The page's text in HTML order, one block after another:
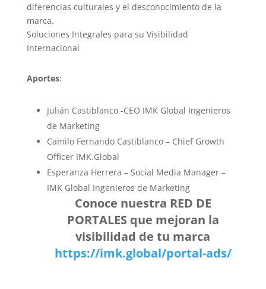
diferencias culturales y el desconocimiento de la
marca.
Soluciones Integrales para su Visibilidad
Internacional
Aportes:
Julián Castiblanco -CEO IMK Global Ingenieros
de Marketing
Camilo Fernando Castiblanco – Chief Growth
Officer IMK.Global
Esperanza Herrera – Social Media Manager –
IMK Global Ingenieros de Marketing
Conoce nuestra RED DE
PORTALES que mejoran la
visibilidad de tu marca
https://imk.global/portal-ads/